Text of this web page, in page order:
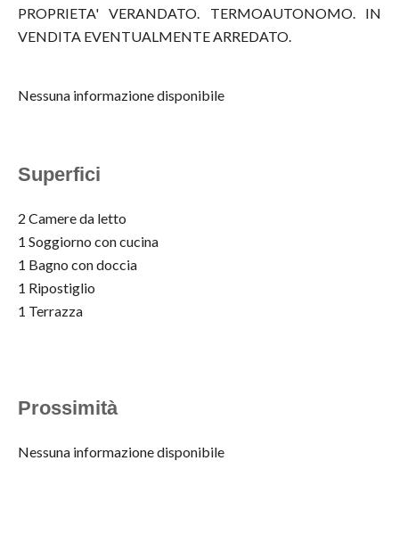
PROPRIETA' VERANDATO. TERMOAUTONOMO. IN
VENDITA EVENTUALMENTE ARREDATO.
Nessuna informazione disponibile
Superfici
2 Camere da letto
1 Soggiorno con cucina
1 Bagno con doccia
1 Ripostiglio
1 Terrazza
Prossimità
Nessuna informazione disponibile